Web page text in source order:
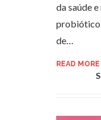
da saúde
probiótico
de…
READ MORE